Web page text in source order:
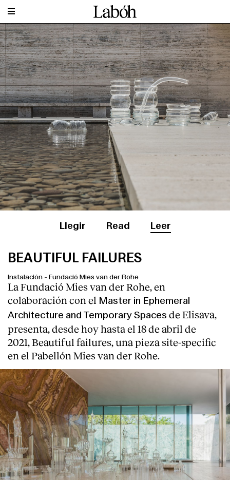
Llegir Read Leer
BEAUTIFUL FAILURES
Instalación - Fundació Mies van der Rohe
La Fundació Mies van der Rohe, en
colaboración con el Master in Ephemeral
Architecture and Temporary Spaces de Elisava,
presenta, desde hoy hasta el 18 de abril de
2021, Beautiful failures, una pieza site-specific
en el Pabellón Mies van der Rohe.